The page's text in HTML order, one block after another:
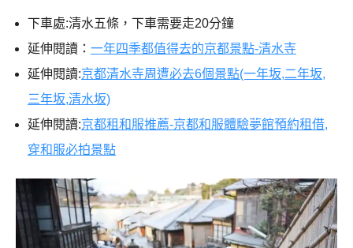
下車處:清水五條，下車需要走20分鐘
延伸閱讀： 一年四季都值得去的京都景點-清水寺
延伸閱讀:京都清水寺周遭必去6個景點(一年坂,二年坂,
三年坂,清水坂)
延伸閱讀:京都租和服推薦-京都和服體驗夢館預約租借,
穿和服必拍景點